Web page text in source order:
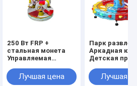
250 Вт FRP +
стальная монета
Управляемая
Парк развлечений
Лошадь
Лучшая цена
Парк
Аркадная
Детская
рельсов
Лучшая